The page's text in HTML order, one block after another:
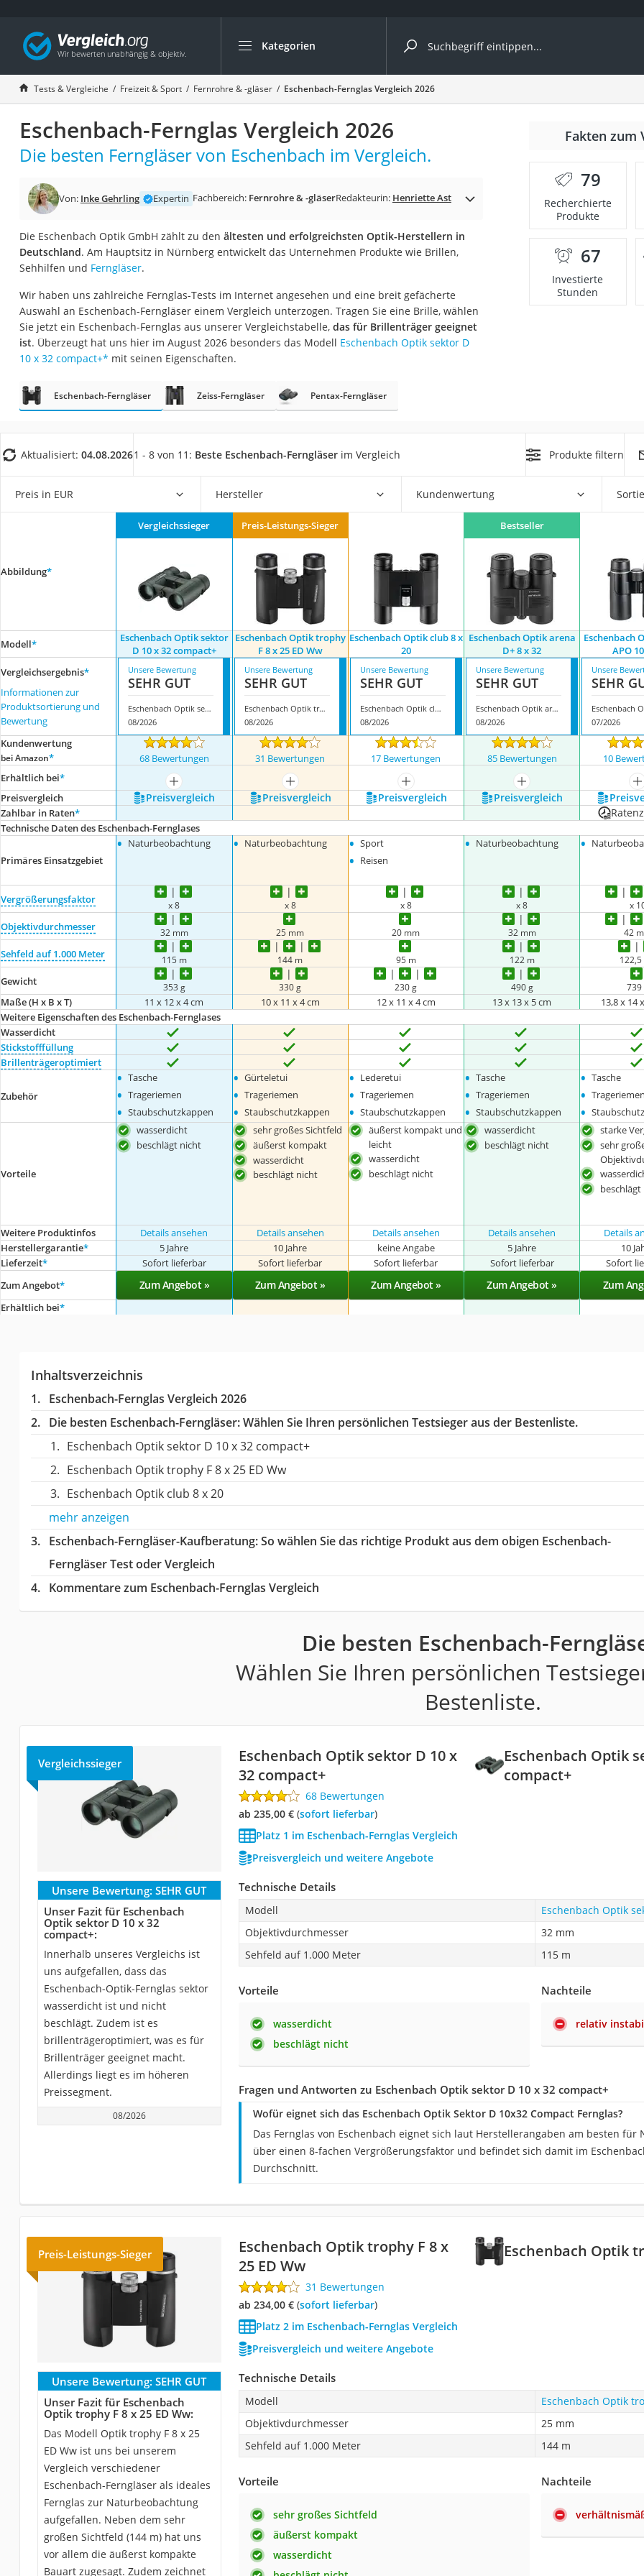
Kategorien
Die beliebtesten Vergleiche nach Kategorie
Freizeit & Sport
Gartentrampolin
Trampolin
Metalldetektor
Trampolin 366 cm
Aluminium-Koffer
E-Bike-Dreirad
Trekkingschuhe Herren
Reisetasche mit Rollen
Koffer
Faltschloss
Vibrationsplatte
Wanderschuhe Herren
Sicherheitsweste Reiten
Service
Tests & Vergleiche Freizeit & Sport Fernrohre & -gläser Eschenbach-Fernglas Vergleich 2026
Eschenbach-Fernglas Vergleich 2026
Die besten Ferngläser von Eschenbach im Vergleich.
Von: Inke Gehrling Expertin Fachbereich: Fernrohre & -gläserRedakteurin: Henriette Ast
Die Eschenbach Optik GmbH zählt zu den ältesten und erfolgreichsten Optik-Herstellern in
Deutschland. Am Hauptsitz in Nürnberg entwickelt das Unternehmen Produkte wie Brillen,
Sehhilfen und Ferngläser.
Wir haben uns zahlreiche Fernglas-Tests im Internet angesehen und eine breit gefächerte
Auswahl an Eschenbach-Ferngläser einem Vergleich unterzogen. Tragen Sie eine Brille, wählen
Sie jetzt ein Eschenbach-Fernglas aus unserer Vergleichstabelle, das für Brillenträger geeignet
ist. Überzeugt hat uns hier im August 2026 besonders das Modell Eschenbach Optik sektor D
10 x 32 compact+* mit seinen Eigenschaften.
Fakten zum
79
Recherchierte
Produkte
67
Investierte
Stunden
Eschenbach-Ferngläser Zeiss-Ferngläser Pentax-Ferngläser
Aktualisiert: 04.08.20261 - 8 von 11: Beste Eschenbach-Ferngläser im Vergleich Produkte filtern
Preis in EUR Hersteller Kundenwertung
Abbildung*
Vergleichssieger Preis-Leistungs-Sieger Bestseller
Modell*
Eschenbach Optik sektor
D 10 x 32 compact+
Eschenbach Optik trophy
F 8 x 25 ED Ww
Eschenbach Optik club 8 x
20
Eschenbach Optik arena
D+ 8 x 32
Eschenbach
APO
Vergleichsergebnis*
Informationen zur
Produktsortierung und
Bewertung
Unsere Bewertung
SEHR GUT
Eschenbach Optik sektor D 10 x 32 compact+
08/2026
Unsere Bewertung
SEHR GUT
Eschenbach Optik trophy F 8 x 25 ED Ww
08/2026
Unsere Bewertung
SEHR GUT
Eschenbach Optik club 8 x 20
08/2026
Unsere Bewertung
SEHR GUT
Eschenbach Optik arena D+ 8 x 32
08/2026
Unsere
SEHR
07/2026
Kundenwertung
bei Amazon* 68 Bewertungen 31 Bewertungen 17 Bewertungen 85 Bewertungen 10
Erhältlich bei*
mehr anzeigen mehr anzeigen mehr anzeigen mehr anzeigen
Preis­vergleich
Preis­vergleich Preis­vergleich Preis­vergleich Preis­vergleich
Zahlbar in Raten*
Technische Daten des Eschenbach-Fernglases
Primäres Einsatzgebiet
• Naturbeobachtung • Naturbeobachtung • Sport
• Reisen
• Naturbeobachtung •
Vergrößerungsfaktor x 8 x 8 x 8 x 8 x
Objektivdurchmesser 32 mm 25 mm 20 mm 32 mm 42
Sehfeld auf 1.000 Meter 115 m 144 m 95 m 122 m
Gewicht 353 g 330 g 230 g 490 g 739
Maße (H x B x T) 11 x 12 x 4 cm 10 x 11 x 4 cm 12 x 11 x 4 cm 13 x 13 x 5 cm 13,8 x 14
Weitere Eigenschaften des Eschenbach-Fernglases
Wasserdicht
Stickstofffüllung
Brillenträgeroptimiert
Zubehör
• Tasche
• Trageriemen
• Staubschutzkappen
• Gürteletui
• Trageriemen
• Staubschutzkappen
• Lederetui
• Trageriemen
• Staubschutzkappen
• Tasche
• Trageriemen
• Staubschutzkappen
• Tasche
• Trageriemen
•
Vorteile
wasserdicht
beschlägt nicht
sehr großes Sichtfeld
äußerst kompakt
wasserdicht
beschlägt nicht
äußerst kompakt und
leicht
wasserdicht
beschlägt nicht
wasserdicht
beschlägt nicht
starke
sehr
Weitere Produktinfos
Details ansehen Details ansehen Details ansehen Details ansehen Details
Herstellergarantie* 5 Jahre 10 Jahre keine Angabe 5 Jahre 10
Lieferzeit* Sofort lieferbar Sofort lieferbar Sofort lieferbar Sofort lieferbar Sofort
Zum Angebot* Zum Angebot » Zum Angebot » Zum Angebot » Zum Angebot » Zum
Erhältlich bei*
Inhaltsverzeichnis
Eschenbach-Fernglas Vergleich 2026
Die besten Eschenbach-Ferngläser:Wählen Sie Ihren persönlichen Testsieger aus der Bestenliste.
Eschenbach Optik sektor D 10 x 32 compact+
Eschenbach Optik trophy F 8 x 25 ED Ww
Eschenbach Optik club 8 x 20
mehr anzeigen
Eschenbach-Ferngläser-Kaufberatung: So wählen Sie das richtige Produkt aus dem obigen Eschenbach-
Ferngläser Test oder Vergleich
Kommentare zum Eschenbach-Fernglas Vergleich
Die besten Eschenbach-
Wählen Sie Ihren persönlichen
Bestenliste.
Eschenbach Optik
compact+
Vergleichssieger
Eschenbach Optik sektor D 10 x
32 compact+
68 Bewertungen
ab 235,00 €( Sofort lieferbar)
Platz 1 im Eschenbach-Fernglas Vergleich
Preisvergleich und weitere Angebote
Unsere Bewertung: SEHR GUT
Unser Fazit für Eschenbach
Optik sektor D 10 x 32
compact+:
Innerhalb unseres Vergleichs ist
uns aufgefallen, dass das
Eschenbach-Optik-Fernglas sektor
wasserdicht ist und nicht
beschlägt. Zudem ist es
brillenträgeroptimiert, was es für
Brillenträger geeignet macht.
Allerdings liegt es im höheren
Preissegment.
08/2026
Technische Details
Modell
Eschenbach Optik
Objektivdurchmesser
32 mm
Sehfeld auf 1.000 Meter
115 m
Vorteile
wasserdicht
beschlägt nicht
Nachteile
relativ
Fragen und Antworten zu Eschenbach Optik sektor D 10 x 32 compact+
Wofür eignet sich das Eschenbach Optik Sektor D 10x32 Compact Fernglas?
Das Fernglas von Eschenbach eignet sich laut Herstellerangaben am besten
über einen 8-fachen Vergrößerungsfaktor und befindet sich damit im
Durchschnitt.
Eschenbach Optik
Preis-Leistungs-Sieger
Eschenbach Optik trophy F 8 x
25 ED Ww
31 Bewertungen
ab 234,00 €( Sofort lieferbar)
Platz 2 im Eschenbach-Fernglas Vergleich
Preisvergleich und weitere Angebote
Unsere Bewertung: SEHR GUT
Unser Fazit für Eschenbach
Optik trophy F 8 x 25 ED Ww:
Das Modell Optik trophy F 8 x 25
ED Ww ist uns bei unserem
Vergleich verschiedener
Eschenbach-Ferngläser als ideales
Fernglas zur Naturbeobachtung
aufgefallen. Neben dem sehr
großen Sichtfeld (144 m) hat uns
vor allem die äußerst kompakte
Bauart zugesagt. Zudem zeichnet
Technische Details
Modell
Eschenbach Optik
Objektivdurchmesser
25 mm
Sehfeld auf 1.000 Meter
144 m
Vorteile
sehr großes Sichtfeld
äußerst kompakt
wasserdicht
Nachteile